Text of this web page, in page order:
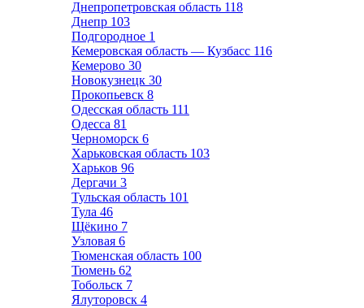
Днепропетровская область 118
Днепр 103
Подгородное 1
Кемеровская область — Кузбасс 116
Кемерово 30
Новокузнецк 30
Прокопьевск 8
Одесская область 111
Одесса 81
Черноморск 6
Харьковская область 103
Харьков 96
Дергачи 3
Тульская область 101
Тула 46
Щёкино 7
Узловая 6
Тюменская область 100
Тюмень 62
Тобольск 7
Ялуторовск 4